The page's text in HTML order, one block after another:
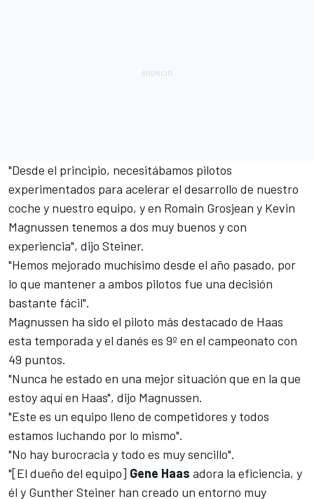
"Desde el principio, necesitábamos pilotos
experimentados para acelerar el desarrollo de nuestro
coche y nuestro equipo, y en Romain Grosjean y Kevin
Magnussen tenemos a dos muy buenos y con
experiencia", dijo Steiner.
"Hemos mejorado muchísimo desde el año pasado, por
lo que mantener a ambos pilotos fue una decisión
bastante fácil".
Magnussen ha sido el piloto más destacado de Haas
esta temporada y el danés es 9º en el campeonato con
49 puntos.
"Nunca he estado en una mejor situación que en la que
estoy aquí en Haas", dijo Magnussen.
"Este es un equipo lleno de competidores y todos
estamos luchando por lo mismo".
"No hay burocracia y todo es muy sencillo".
"[El dueño del equipo] Gene Haas adora la eficiencia, y
él y Gunther Steiner han creado un entorno muy